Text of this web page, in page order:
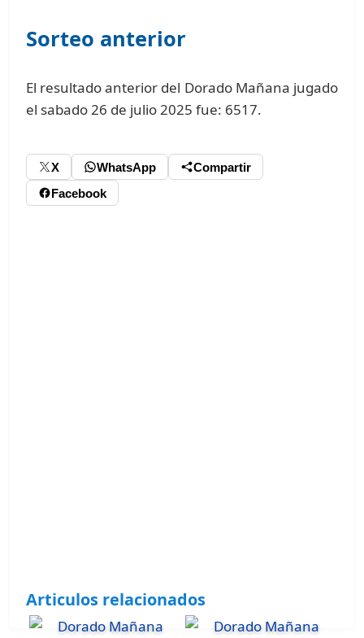
Sorteo anterior
El resultado anterior del Dorado Mañana jugado
el sabado 26 de julio 2025 fue: 6517.
X WhatsApp
Compartir
Facebook
Articulos relacionados